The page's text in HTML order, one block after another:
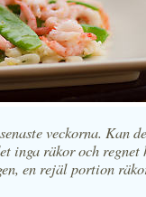
veckorna. Kan
inga räkor och regnet
en rejäl portion